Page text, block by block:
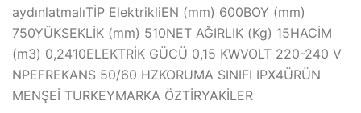
aydınlatmalıTİP ElektrikliEN (mm) 600BOY (mm)
750YÜKSEKLİK (mm) 510NET AĞIRLIK (Kg) 15HACİM
(m3) 0,2410ELEKTRİK GÜCÜ 0,15 KWVOLT 220-240 V
NPEFREKANS 50/60 HZKORUMA SINIFI IPX4ÜRÜN
MENŞEİ TURKEYMARKA ÖZTİRYAKİLER